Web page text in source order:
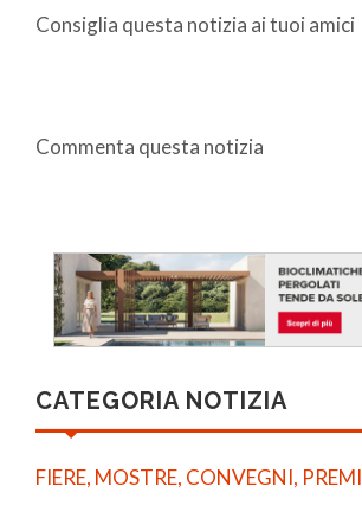
Consiglia questa notizia ai tuoi amici
Commenta questa notizia
CATEGORIA NOTIZIA
FIERE, MOSTRE, CONVEGNI, PREMI